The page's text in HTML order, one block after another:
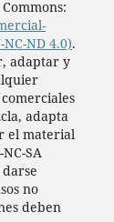
ND 4.0).
adaptar y
adapta
el material
SA
no
deben